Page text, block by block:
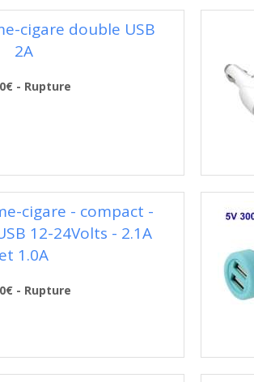
cigare double USB
2A
- Rupture
cigare - compact -
12-24Volts - 2.1A
et 1.0A
- Rupture